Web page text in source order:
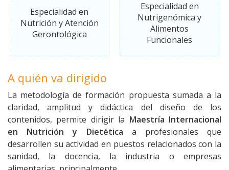
Especialidad en
Nutrición y Atención
Gerontológica
Especialidad en
Nutrigenómica y
Alimentos
Funcionales
A quién va dirigido
La metodología de formación propuesta sumada a la
claridad, amplitud y didáctica del diseño de los
contenidos, permite dirigir la Maestría Internacional
en Nutrición y Dietética a profesionales que
desarrollen su actividad en puestos relacionados con la
sanidad, la docencia, la industria o empresas